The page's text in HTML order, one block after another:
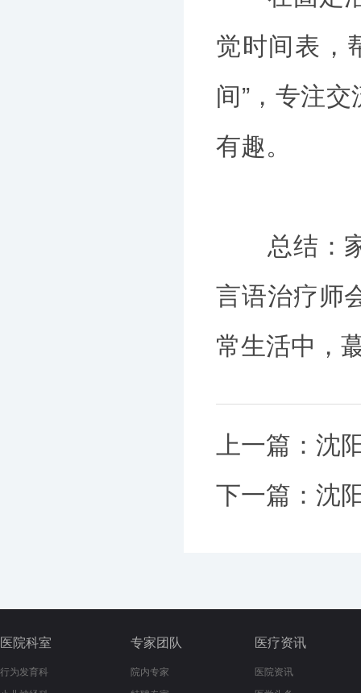
觉时间表，
间”，专注
有趣。
总结：家
言语治疗师
常生活中，
上一篇： 沈
下一篇： 沈
医院科室
行为发育科
专家团队
院内专家
医疗资讯
医院资讯